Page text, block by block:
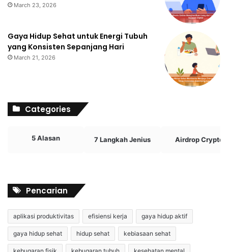
March 23, 2026
Gaya Hidup Sehat untuk Energi Tubuh
yang Konsisten Sepanjang Hari
March 21, 2026
Categories
5 Alasan 7 Langkah Jenius Airdrop Crypto
Pencarian
aplikasi produktivitas efisiensi kerja gaya hidup aktif
gaya hidup sehat hidup sehat kebiasaan sehat